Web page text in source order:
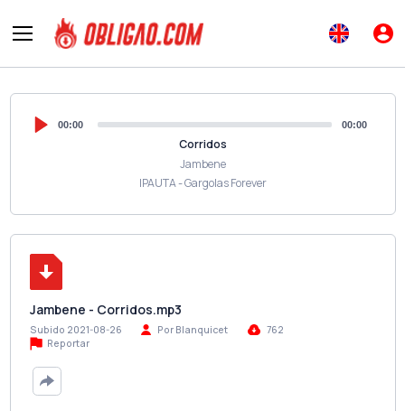
00:00 00:00
Corridos
Jambene
IPAUTA - Gargolas Forever
Jambene - Corridos.mp3
Subido 2021-08-26 Por Blanquicet
762
Reportar